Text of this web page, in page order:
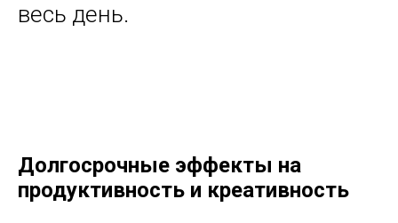
весь день.
Долгосрочные эффекты на
продуктивность и креативность